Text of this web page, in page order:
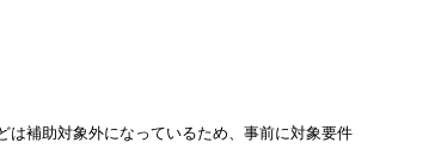
は補助対象外になっているため、事前に対象要件